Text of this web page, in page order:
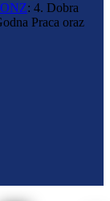
: 4. Dobra
Praca oraz